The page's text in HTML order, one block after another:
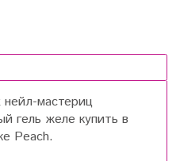
мастериц
гель желе купить в
Peach.